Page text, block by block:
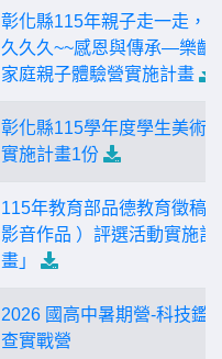
彰化縣115年親子走一走，
久久久~~感恩與傳承—樂齡
家庭親子體驗營實施計畫
彰化縣115學年度學生美術
實施計畫1份
115年教育部品德教育徵稿
影音作品 ）評選活動實施計
畫」
2026 國高中暑期營-科技鑑
查實戰營